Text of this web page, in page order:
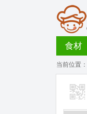
食材
当前位置：